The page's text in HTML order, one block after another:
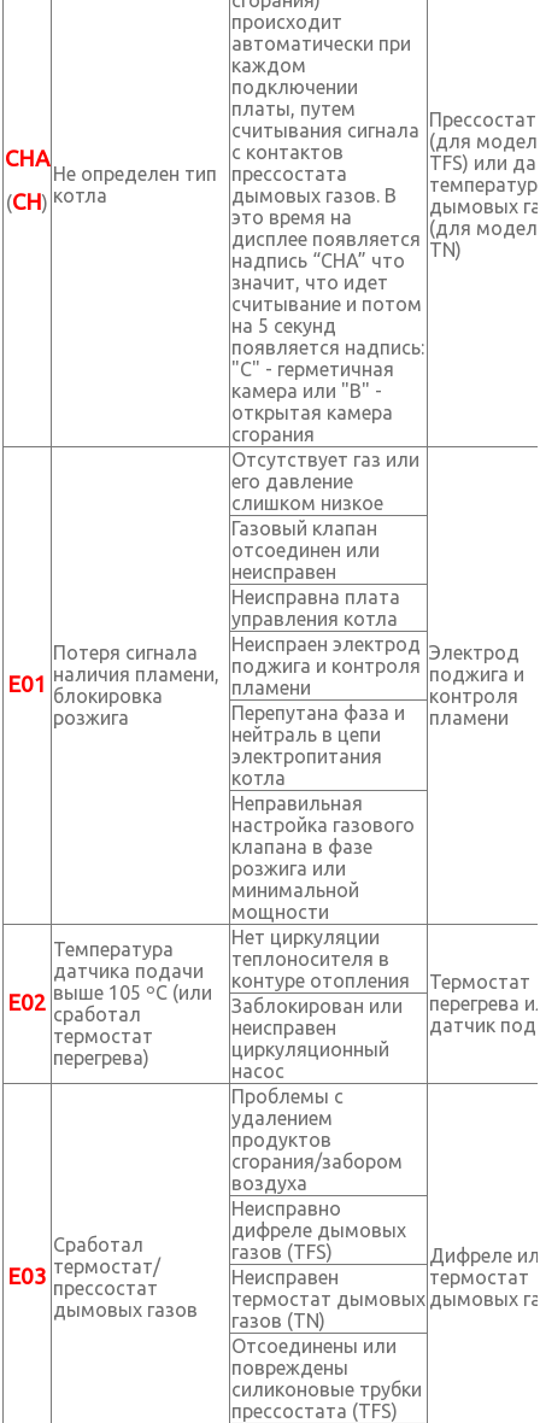
CHA
(CH)
Не определен тип
котла
происходит
автоматически при
каждом
подключении
платы, путем
считывания сигнала
с контактов
прессостата
дымовых газов. В
это время на
дисплее появляется
надпись “CHA” что
значит, что идет
считывание и потом
на 5 секунд
появляется надпись:
"С" - герметичная
камера или "В" -
открытая камера
сгорания
Прессостат
(для
TFS) или
дымовых
(для
TN)
Е01
Потеря сигнала
наличия пламени,
блокировка
розжига
Отсутствует газ или
его давление
слишком низкое
Электрод
поджига и
контроля
пламени
Газовый клапан
отсоединен или
неисправен
Неисправна плата
управления котла
Неиспраен электрод
поджига и контроля
пламени
Перепутана фаза и
нейтраль в цепи
электропитания
котла
Неправильная
настройка газового
клапана в фазе
розжига или
минимальной
мощности
Е02
Температура
датчика подачи
выше 105 ºС (или
сработал
термостат
перегрева)
Нет циркуляции
теплоносителя в
контуре отопления
Термостат
перегрева
датчик
Заблокирован или
неисправен
циркуляционный
насос
Е03
Сработал
термостат/
прессостат
дымовых газов
Проблемы с
удалением
продуктов
сгорания/забором
воздуха
Дифреле
термостат
дымовых
Неисправно
дифреле дымовых
газов (TFS)
Неисправен
термостат дымовых
газов (TN)
Отсоединены или
повреждены
силиконовые трубки
прессостата (TFS)